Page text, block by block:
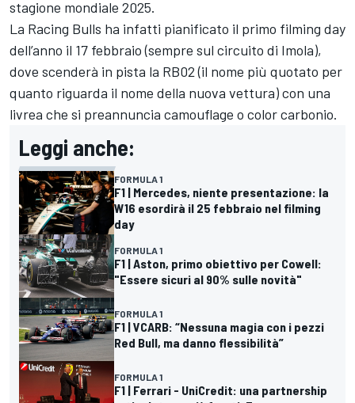
stagione mondiale 2025.
La Racing Bulls ha infatti pianificato il primo filming day
dell’anno il 17 febbraio (sempre sul circuito di Imola),
dove scenderà in pista la RB02 (il nome più quotato per
quanto riguarda il nome della nuova vettura) con una
livrea che si preannuncia camouflage o color carbonio.
Leggi anche:
FORMULA 1
F1 | Mercedes, niente presentazione: la
W16 esordirà il 25 febbraio nel filming
day
FORMULA 1
F1 | Aston, primo obiettivo per Cowell:
"Essere sicuri al 90% sulle novità"
FORMULA 1
F1 | VCARB: “Nessuna magia con i pezzi
Red Bull, ma danno flessibilità”
FORMULA 1
F1 | Ferrari - UniCredit: una partnership